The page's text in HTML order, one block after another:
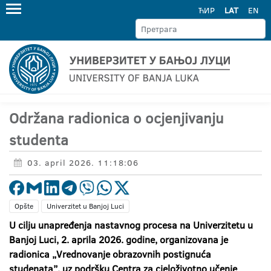
ЋИР LAT EN
Održana radionica o ocjenjivanju
studenta
03. april 2026. 11:18:06
Opšte Univerzitet u Banjoj Luci
U cilju unapređenja nastavnog procesa na Univerzitetu u
Banjoj Luci, 2. aprila 2026. godine, organizovana je
radionica „Vrednovanje obrazovnih postignuća